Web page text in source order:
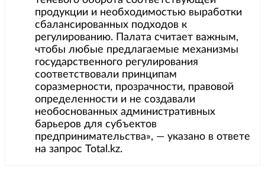
продукции и необходимостью выработки
сбалансированных подходов к
регулированию. Палата считает важным,
чтобы любые предлагаемые механизмы
государственного регулирования
соответствовали принципам
соразмерности, прозрачности, правовой
определенности и не создавали
необоснованных административных
барьеров для субъектов
предпринимательства», — указано в ответе
на запрос Total.kz.